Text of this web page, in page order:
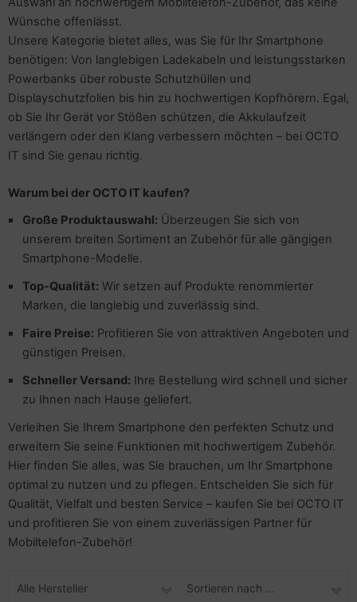
Wünsche offenlässt.
Unsere Kategorie bietet alles, was Sie für Ihr Smartphone
benötigen: Von langlebigen Ladekabeln und leistungsstarken
Powerbanks über robuste Schutzhüllen und
Displayschutzfolien bis hin zu hochwertigen Kopfhörern. Egal,
ob Sie Ihr Gerät vor Stößen schützen, die Akkulaufzeit
verlängern oder den Klang verbessern möchten – bei OCTO
IT sind Sie genau richtig.
Warum bei der OCTO IT kaufen?
Große Produktauswahl: Überzeugen Sie sich von
unserem breiten Sortiment an Zubehör für alle gängigen
Smartphone-Modelle.
Top-Qualität: Wir setzen auf Produkte renommierter
Marken, die langlebig und zuverlässig sind.
Faire Preise: Profitieren Sie von attraktiven Angeboten und
günstigen Preisen.
Schneller Versand: Ihre Bestellung wird schnell und sicher
zu Ihnen nach Hause geliefert.
Verleihen Sie Ihrem Smartphone den perfekten Schutz und
erweitern Sie seine Funktionen mit hochwertigem Zubehör.
Hier finden Sie alles, was Sie brauchen, um Ihr Smartphone
optimal zu nutzen und zu pflegen. Entscheiden Sie sich für
Qualität, Vielfalt und besten Service – kaufen Sie bei OCTO IT
und profitieren Sie von einem zuverlässigen Partner für
Mobiltelefon-Zubehör!
Alle Hersteller Sortieren nach ...
CD/DVD/BluRay
& Festplatten
Mainboards
Modding
Netzwerkgeräte
Drucker
& Tragebehältnisse
Hub
CD-/DVD-Rohlinge
Tinten Minen